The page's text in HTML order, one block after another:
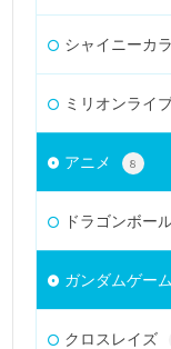
シャイニーカ
ミリオンライ
アニメ 8
ドラゴンボー
ガンダムゲーム
クロスレイズ